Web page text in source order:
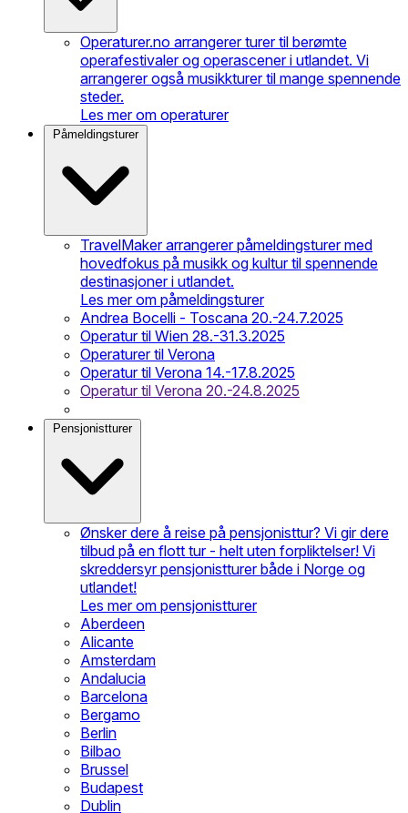
Operaturer.no arrangerer turer til berømte
operafestivaler og operascener i utlandet. Vi
arrangerer også musikkturer til mange spennende
steder.
Les mer om operaturer
Påmeldingsturer
TravelMaker arrangerer påmeldingsturer med
hovedfokus på musikk og kultur til spennende
destinasjoner i utlandet.
Les mer om påmeldingsturer
Andrea Bocelli - Toscana 20.-24.7.2025
Operatur til Wien 28.-31.3.2025
Operaturer til Verona
Operatur til Verona 14.-17.8.2025
Operatur til Verona 20.-24.8.2025
Pensjonistturer
Ønsker dere å reise på pensjonisttur? Vi gir dere
tilbud på en flott tur - helt uten forpliktelser! Vi
skreddersyr pensjonistturer både i Norge og
utlandet!
Les mer om pensjonistturer
Aberdeen
Alicante
Amsterdam
Andalucia
Barcelona
Bergamo
Berlin
Bilbao
Brussel
Budapest
Dublin